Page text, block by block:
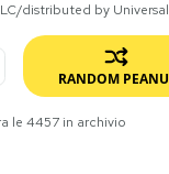
distributed by
RANDOM
le 4457 in archivio